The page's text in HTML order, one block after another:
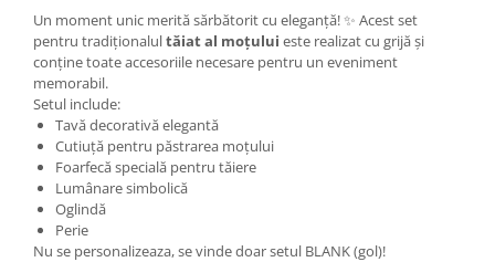
Cutii pentru vin
Suporturi pahare
Diverse
Cutii aranjamente florale
Placute ABS (metalex)
PRODUSUL LUNII
% Promotii
Un moment unic merită sărbătorit cu eleganță! ✨ Acest set
pentru tradiționalultăiat al moțului este realizat cu grijă și
conține toate accesoriile necesare pentru un eveniment
memorabil.
Setul include:
Tavă decorativă elegantă
Cutiuță pentru păstrarea moțului
Foarfecă specială pentru tăiere
Lumânare simbolică
Oglindă
Perie
Nu se personalizeaza, se vinde doar setul BLANK (gol)!